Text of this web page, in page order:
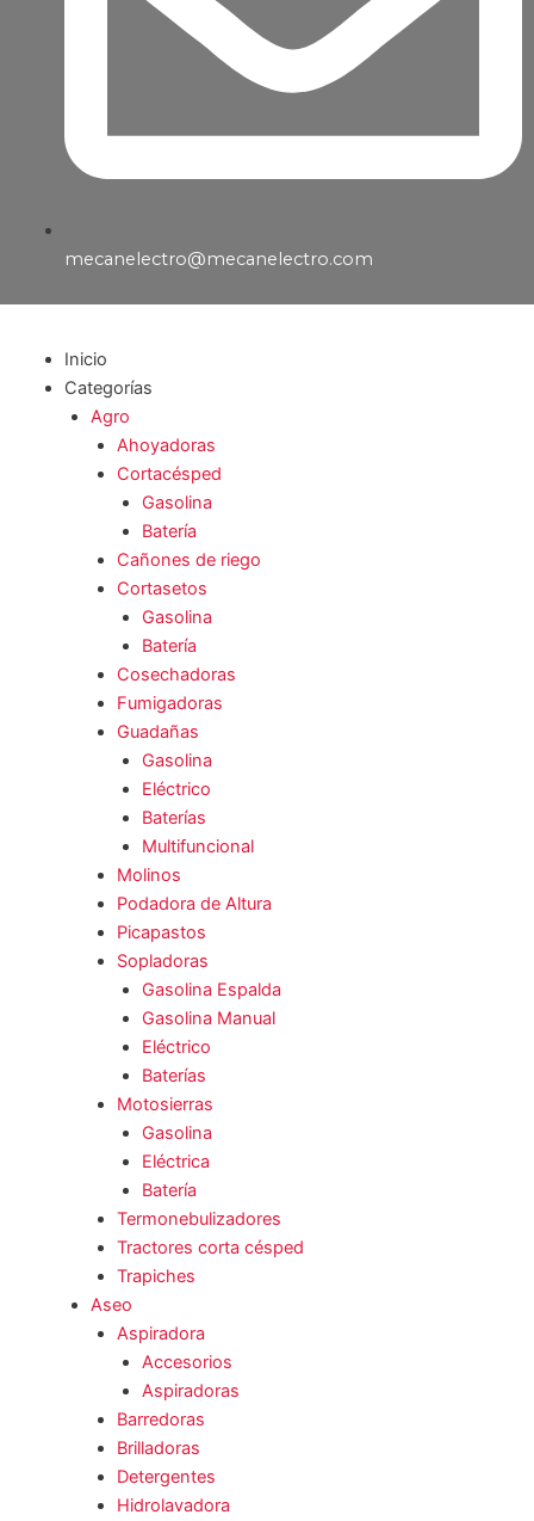
mecanelectro@mecanelectro.com
Inicio
Categorías
Agro
Ahoyadoras
Cortacésped
Gasolina
Batería
Cañones de riego
Cortasetos
Gasolina
Batería
Cosechadoras
Fumigadoras
Guadañas
Gasolina
Eléctrico
Baterías
Multifuncional
Molinos
Podadora de Altura
Picapastos
Sopladoras
Gasolina Espalda
Gasolina Manual
Eléctrico
Baterías
Motosierras
Gasolina
Eléctrica
Batería
Termonebulizadores
Tractores corta césped
Trapiches
Aseo
Aspiradora
Accesorios
Aspiradoras
Barredoras
Brilladoras
Detergentes
Hidrolavadora